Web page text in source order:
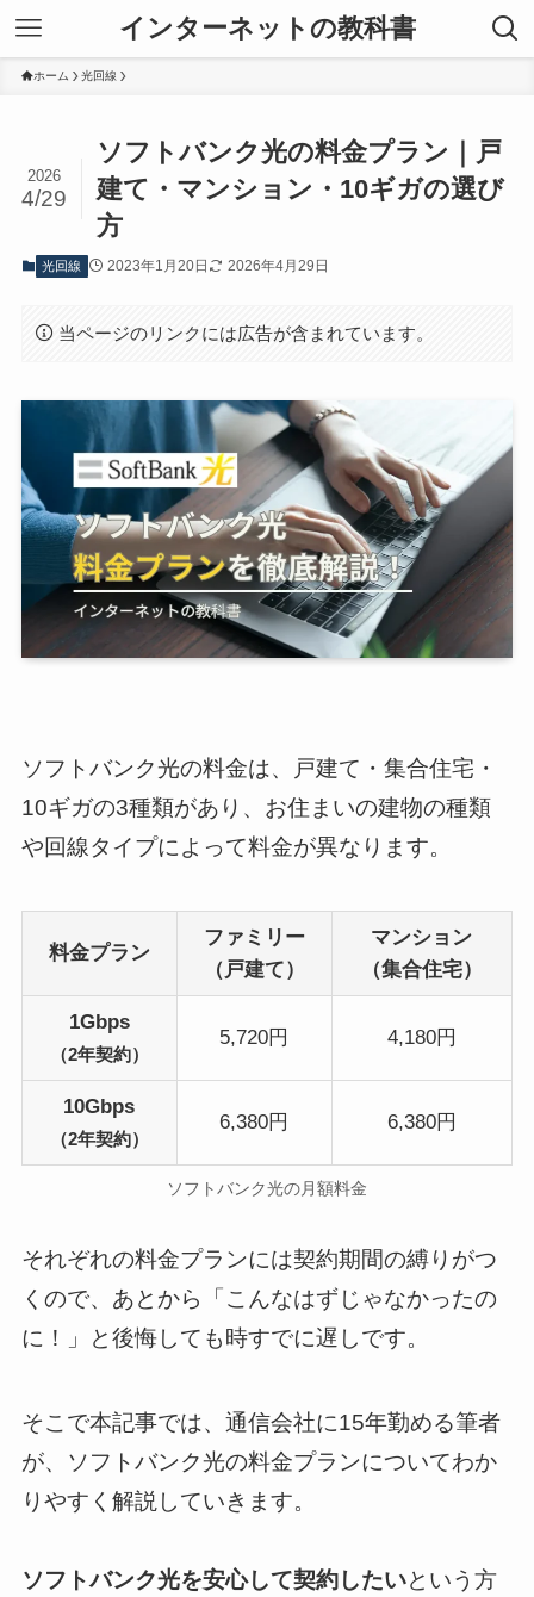
インターネットの教科書
ホーム 光回線
ソフトバンク光の料金プラン｜戸
建て・マンション・10ギガの選び
方
2026
4/29
光回線 2023年1月20日 2026年4月29日
当ページのリンクには広告が含まれています。
ソフトバンク光の料金は、戸建て・集合住宅・
10ギガの3種類があり、お住まいの建物の種類
や回線タイプによって料金が異なります。
料金プラン
ファミリー
（戸建て）
マンション
（集合住宅）
1Gbps
（2年契約）
5,720円 4,180円
10Gbps
（2年契約）
6,380円 6,380円
ソフトバンク光の月額料金
それぞれの料金プランには契約期間の縛りがつ
くので、あとから「こんなはずじゃなかったの
に！」と後悔しても時すでに遅しです。
そこで本記事では、通信会社に15年勤める筆者
が、ソフトバンク光の料金プランについてわか
りやすく解説していきます。
ソフトバンク光を安心して契約したいという方